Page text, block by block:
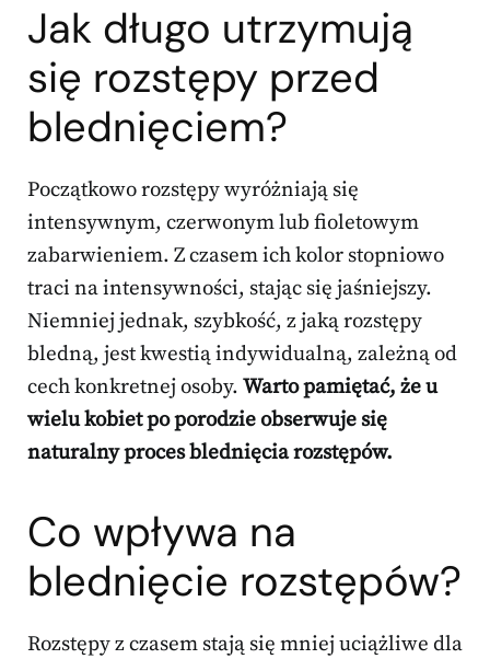
Jak długo utrzymują
się rozstępy przed
blednięciem?
Początkowo rozstępy wyróżniają się
intensywnym, czerwonym lub fioletowym
zabarwieniem. Z czasem ich kolor stopniowo
traci na intensywności, stając się jaśniejszy.
Niemniej jednak, szybkość, z jaką rozstępy
bledną, jest kwestią indywidualną, zależną od
cech konkretnej osoby. Warto pamiętać, że u
wielu kobiet po porodzie obserwuje się
naturalny proces blednięcia rozstępów.
Co wpływa na
blednięcie rozstępów?
Rozstępy z czasem stają się mniej uciążliwe dla